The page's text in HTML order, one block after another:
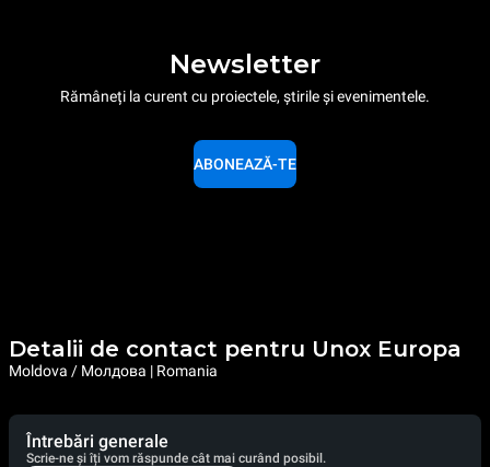
Newsletter
Rămâneți la curent cu proiectele, știrile și evenimentele.
ABONEAZĂ-TE
Detalii de contact pentru Unox Europa
Moldova / Молдова | Romania
Întrebări generale
Scrie-ne și îți vom răspunde cât mai curând posibil.